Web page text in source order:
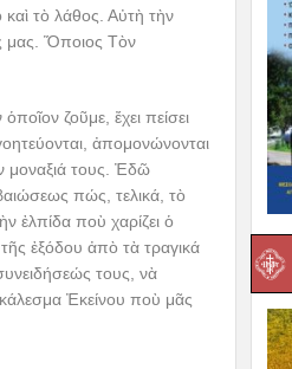
τὸ λάθος. Αὐτὴ τὴν
μας. Ὅποιος Τὸν
ζοῦμε, ἔχει πείσει
ἀπομονώνονται
μοναξιά τους. Ἐδῶ
πώς, τελικά, τὸ
ἐλπίδα ποὺ χαρίζει ὁ
ἐξόδου ἀπὸ τὰ τραγικά
τους, νὰ
Ἐκείνου ποὺ μᾶς